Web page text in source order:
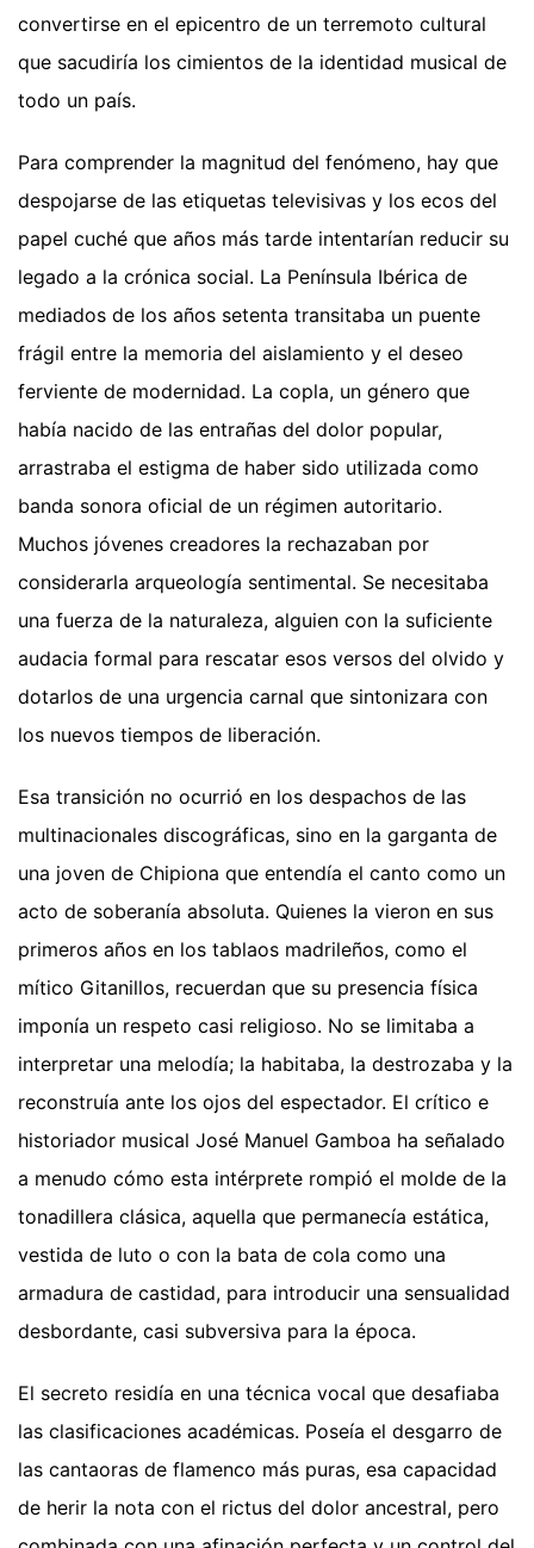
convertirse en el epicentro de un terremoto cultural
que sacudiría los cimientos de la identidad musical de
todo un país.
Para comprender la magnitud del fenómeno, hay que
despojarse de las etiquetas televisivas y los ecos del
papel cuché que años más tarde intentarían reducir su
legado a la crónica social. La Península Ibérica de
mediados de los años setenta transitaba un puente
frágil entre la memoria del aislamiento y el deseo
ferviente de modernidad. La copla, un género que
había nacido de las entrañas del dolor popular,
arrastraba el estigma de haber sido utilizada como
banda sonora oficial de un régimen autoritario.
Muchos jóvenes creadores la rechazaban por
considerarla arqueología sentimental. Se necesitaba
una fuerza de la naturaleza, alguien con la suficiente
audacia formal para rescatar esos versos del olvido y
dotarlos de una urgencia carnal que sintonizara con
los nuevos tiempos de liberación.
Esa transición no ocurrió en los despachos de las
multinacionales discográficas, sino en la garganta de
una joven de Chipiona que entendía el canto como un
acto de soberanía absoluta. Quienes la vieron en sus
primeros años en los tablaos madrileños, como el
mítico Gitanillos, recuerdan que su presencia física
imponía un respeto casi religioso. No se limitaba a
interpretar una melodía; la habitaba, la destrozaba y la
reconstruía ante los ojos del espectador. El crítico e
historiador musical José Manuel Gamboa ha señalado
a menudo cómo esta intérprete rompió el molde de la
tonadillera clásica, aquella que permanecía estática,
vestida de luto o con la bata de cola como una
armadura de castidad, para introducir una sensualidad
desbordante, casi subversiva para la época.
El secreto residía en una técnica vocal que desafiaba
las clasificaciones académicas. Poseía el desgarro de
las cantaoras de flamenco más puras, esa capacidad
de herir la nota con el rictus del dolor ancestral, pero